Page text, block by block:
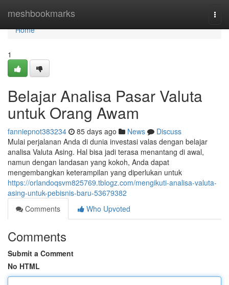
meshbookmarks
Home
Home
1
Belajar Analisa Pasar Valuta
untuk Orang Awam
fanniepnot383234 85 days ago News
Discuss
Mulai perjalanan Anda di dunia investasi valas dengan belajar
analisa Valuta Asing. Hal bisa jadi terasa menantang di awal,
namun dengan landasan yang kokoh, Anda dapat
mengembangkan keterampilan yang diperlukan untuk
https://orlandoqsvm825769.tblogz.com/mengikuti-analisa-valuta-
asing-untuk-pebisnis-baru-53679382
Comments
Who Upvoted
Comments
Submit a Comment
No HTML